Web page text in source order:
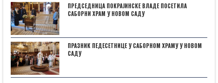
ПРЕДСЕДНИЦА ПОКРАЈИНСКЕ ВЛАДЕ ПОСЕТИЛА
САБОРНИ ХРАМ У НОВОМ САДУ
ПРАЗНИК ПЕДЕСЕТНИЦЕ У САБОРНОМ ХРАМУ У НОВОМ
САДУ